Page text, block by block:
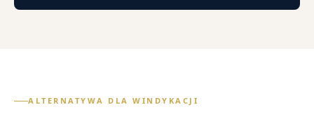
ALTERNATYWA DLA WINDYKACJI